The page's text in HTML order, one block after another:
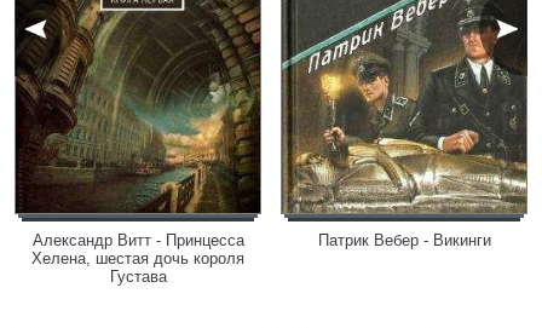
Александр Витт - Принцесса
Хелена, шестая дочь короля
Густава
Патрик Вебер - Викинги